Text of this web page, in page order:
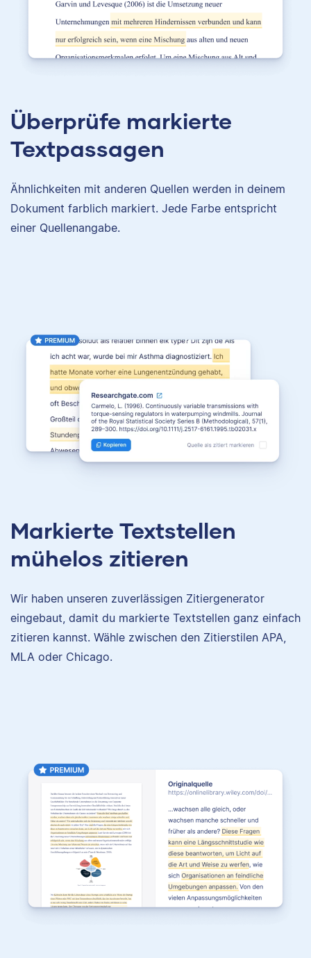
Überprüfe markierte
Textpassagen
Ähnlichkeiten mit anderen Quellen werden in deinem
Dokument farblich markiert. Jede Farbe entspricht
einer Quellenangabe.
Markierte Textstellen
mühelos zitieren
Wir haben unseren zuverlässigen Zitiergenerator
eingebaut, damit du markierte Textstellen ganz einfach
zitieren kannst. Wähle zwischen den Zitierstilen APA,
MLA oder Chicago.